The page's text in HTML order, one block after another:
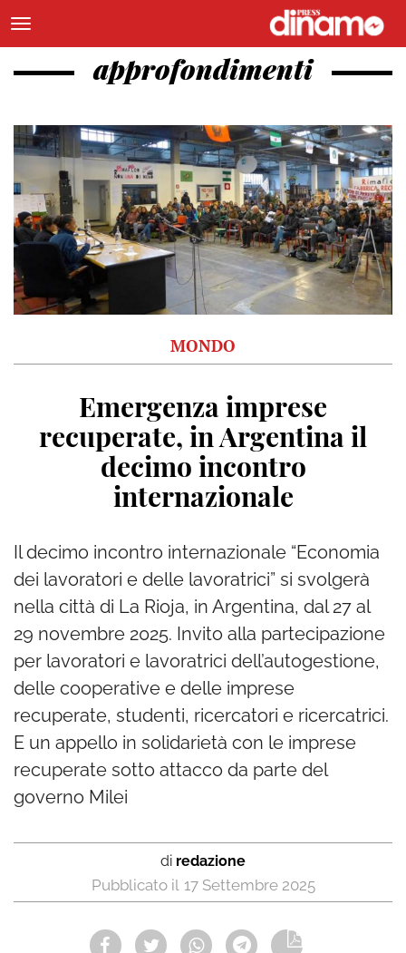
approfondimenti
MONDO
Emergenza imprese
recuperate, in Argentina il
decimo incontro
internazionale
Il decimo incontro internazionale “Economia
dei lavoratori e delle lavoratrici” si svolgerà
nella città di La Rioja, in Argentina, dal 27 al
29 novembre 2025. Invito alla partecipazione
per lavoratori e lavoratrici dell’autogestione,
delle cooperative e delle imprese
recuperate, studenti, ricercatori e ricercatrici.
E un appello in solidarietà con le imprese
recuperate sotto attacco da parte del
governo Milei
di redazione
17 Settembre 2025